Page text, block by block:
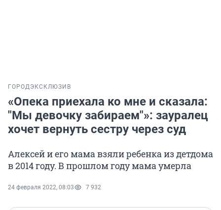
ГОРОДЭКСКЛЮЗИВ
«Опека приехала ко мне и сказала:
"Мы девочку забираем"»: зауралец
хочет вернуть сестру через суд
Алексей и его мама взяли ребенка из детдома
в 2014 году. В прошлом году мама умерла
24 февраля 2022, 08:03 7 932